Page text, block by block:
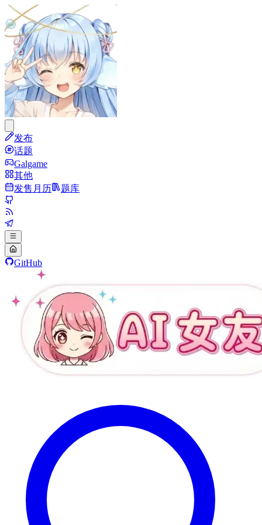
发布
话题
Galgame
其他
发售月历
题库
GitHub